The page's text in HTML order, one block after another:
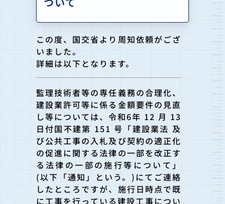
この度、国交省より周知依頼がござ
いました。
詳細は以下となります。
監理技術者等の専任義務の合理化、
建設業許可等に係る金額要件の見直
し等については、令和6年 12 月 13
日付国不建第 151 号「建設業法 及
び公共工事の入札及び契約の適正化
の促進に関する法律の一部を改正す
る法律の一部の施行等について」
(以下「通知」という。)にてご連絡
したところですが、施行日時点で既
に工事を行っている建設工事につい